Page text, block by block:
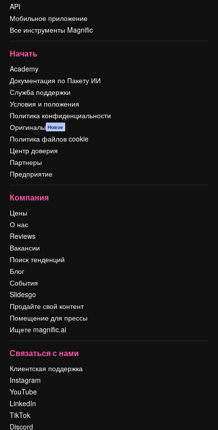
API
Мобильное приложение
Все инструменты Magnific
Начать
Academy
Документация по Пакету ИИ
Служба поддержки
Условия и положения
Политика конфиденциальности
Оригиналы Новое
Политика файлов cookie
Центр доверия
Партнеры
Предприятие
Компания
Цены
О нас
Reviews
Вакансии
Поиск тенденций
Блог
События
Slidesgo
Продайте свой контент
Помещение для прессы
Ищете magnific.ai
Связаться с нами
Клиентская поддержка
Instagram
YouTube
LinkedIn
TikTok
Discord